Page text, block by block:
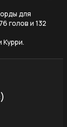
для
голов и 132